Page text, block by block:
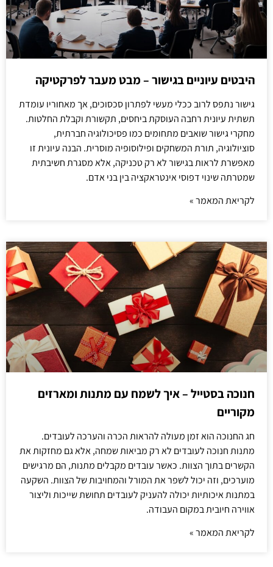
היבטים עיוניים בגישור – מבט מעבר לפרקטיקה
גישור נתפס לרוב ככלי מעשי לפתרון סכסוכים, אך מאחוריו עומדת
תשתית עיונית רחבה העוסקת ביחסים, תקשורת וקבלת החלטות.
מחקרי גישור שואבים מתחומים כמו פסיכולוגיה חברתית,
סוציולוגיה, תורת המשחקים ופילוסופיה מוסרית. הבנה עיונית זו
מאפשרת לראות בגישור לא רק טכניקה, אלא מסגרת חשיבתית
שמטרתה שינוי דפוסי אינטראקציה בין בני אדם.
לקריאת המאמר »
חנוכה בסטייל – איך לשמח עם מתנות ומארזים
מקוריים
חג החנוכה הוא זמן מעולה להראות הכרה והערכה לעובדים.
מתנות חנוכה לעובדים לא רק מביאות שמחה, אלא גם מחזקות את
הקשרים בתוך הצוות. כאשר עובדים מקבלים מתנות, הם מרגישים
מוערכים, וזה יכול לשפר את המורל והמחויבות של הצוות. השקעה
במתנות איכותיות יכולה להעניק לעובדים תחושת שייכות וליצור
אווירה חיובית במקום העבודה.
לקריאת המאמר »